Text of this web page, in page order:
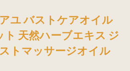
ユ バストケアオイル
ト 天然ハーブエキス ジ
トマッサージオイル